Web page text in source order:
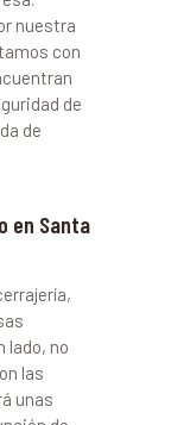
nuestra
con
de
de
en Santa
lado, no
las
unas